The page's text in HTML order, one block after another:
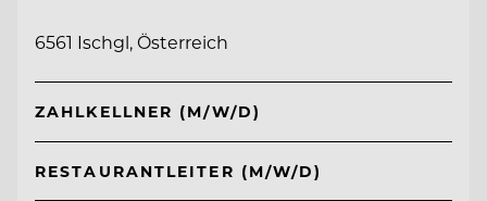
6561 Ischgl, Österreich
ZAHLKELLNER (M/W/D)
RESTAURANTLEITER (M/W/D)